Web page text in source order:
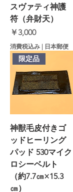
スヴァティ神護
符（弁財天）
価格
￥3,000
消費税込み | 日本郵便
限定品
神獣毛皮付きゴ
ッドヒーリング
パッド 530マイク
ロシーベルト
（約7.7㎝×15.3
㎝）